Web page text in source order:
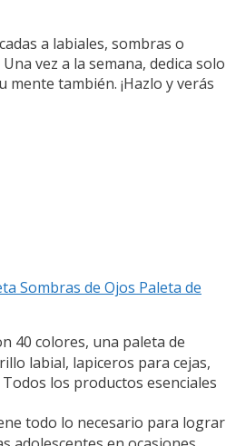
a labiales, sombras o
Una vez a la semana, dedica solo
también. ¡Hazlo y verás
Sombras de Ojos Paleta de
40 colores, una paleta de
labial, lapiceros para cejas,
los productos esenciales
todo lo necesario para lograr